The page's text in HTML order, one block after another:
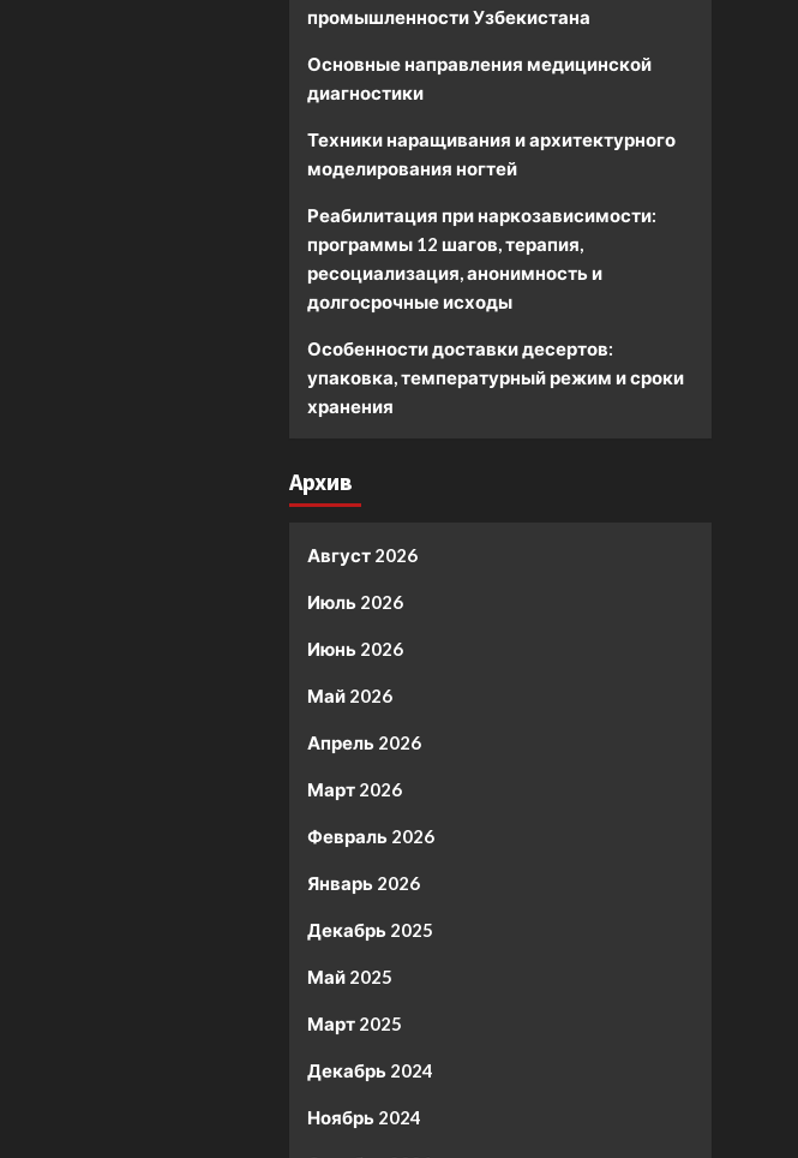
промышленности Узбекистана
Основные направления медицинской
диагностики
Техники наращивания и архитектурного
моделирования ногтей
Реабилитация при наркозависимости:
программы 12 шагов, терапия,
ресоциализация, анонимность и
долгосрочные исходы
Особенности доставки десертов:
упаковка, температурный режим и сроки
хранения
Архив
Август 2026
Июль 2026
Июнь 2026
Май 2026
Апрель 2026
Март 2026
Февраль 2026
Январь 2026
Декабрь 2025
Май 2025
Март 2025
Декабрь 2024
Ноябрь 2024